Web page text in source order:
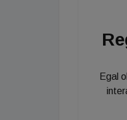
der
Caverion
Egal